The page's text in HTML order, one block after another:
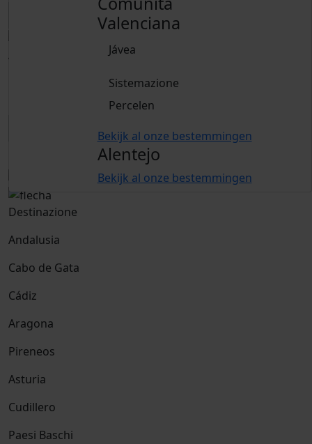
Valenciana
Jávea
Sistemazione
Percelen
Bekijk al onze bestemmingen
Alentejo
Bekijk al onze bestemmingen
Adulti
Destinazione
Andalusia
Cabo de Gata
Cádiz
Aragona
Pireneos
Asturia
Cudillero
Paesi Baschi